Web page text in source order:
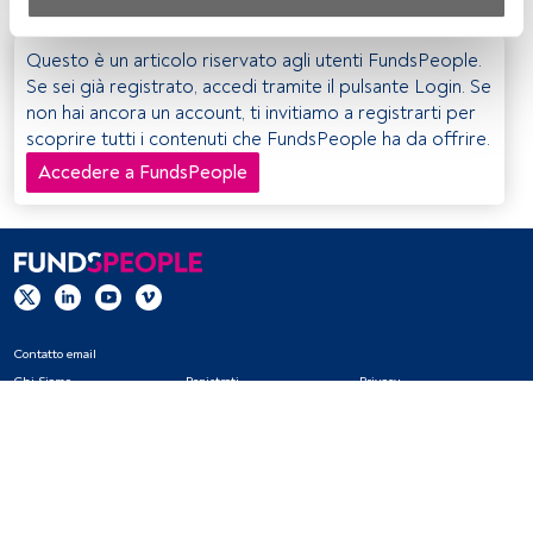
Utilizzo di dati di localizzazione geografica precisi. Analisi
attiva delle caratteristiche del dispositivo per la sua
identificazione. Memorizzazione delle informazioni su un
dispositivo e/o accesso alle stesse. Pubblicità e contenuti
personalizzati, misurazione della pubblicità e dei
contenuti, ricerca sul pubblico e sviluppo di servizi.
Questo è un articolo riservato agli utenti FundsPeople.
Se sei già registrato, accedi tramite il pulsante Login. Se
non hai ancora un account, ti invitiamo a registrarti per
scoprire tutti i contenuti che FundsPeople ha da offrire.
Accedere a FundsPeople
Contatto email
Chi Siamo
Registrati
Privacy